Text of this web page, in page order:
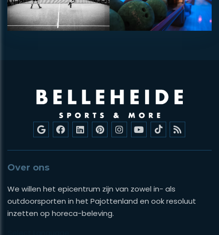
Over ons
We willen het epicentrum zijn van zowel in- als
outdoorsporten in het Pajottenland en ook resoluut
inzetten op horeca-beleving.